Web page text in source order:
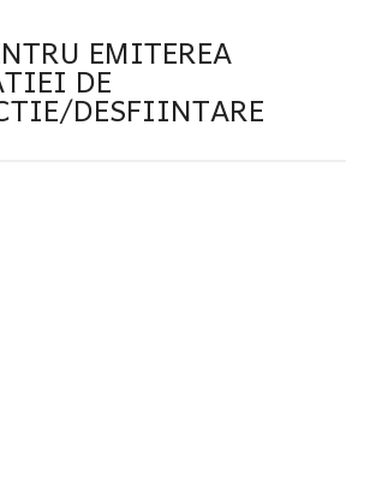
EMITEREA
DE
DESFIINTARE